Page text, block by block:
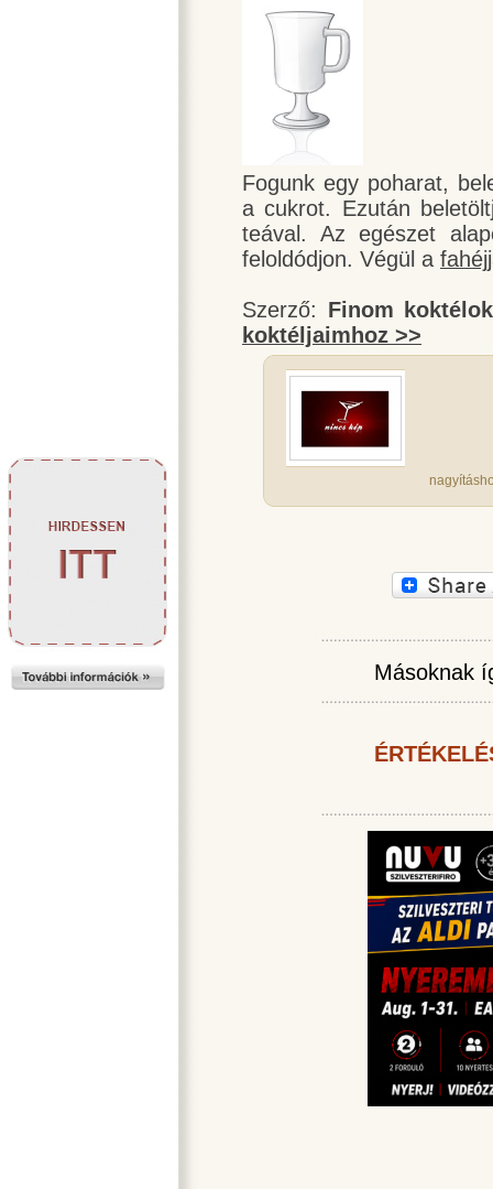
Fogunk egy poharat,
a cukrot. Ezután
teával. Az egészet
feloldódjon. Végül a fahéj
Szerző: Finom koktélok
koktéljaimhoz >>
Másoknak